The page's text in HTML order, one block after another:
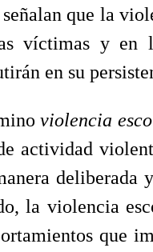
que la
víctimas y
en su
violencia
actividad
la violencia
que